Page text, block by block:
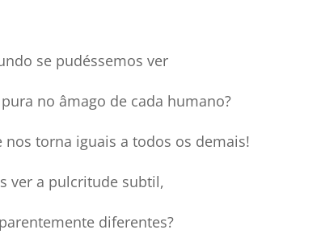
se pudéssemos ver
no âmago de cada humano?
nos torna iguais a todos os demais!
ver a pulcritude subtil,
diferentes?